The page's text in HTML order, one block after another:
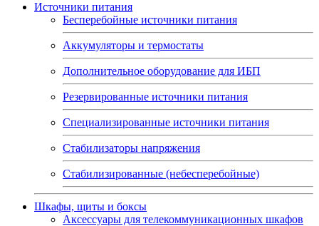
Источники питания
Бесперебойные источники питания
Аккумуляторы и термостаты
Дополнительное оборудование для ИБП
Резервированные источники питания
Специализированные источники питания
Стабилизаторы напряжения
Стабилизированные (небесперебойные)
Шкафы, щиты и боксы
Аксессуары для телекоммуникационных шкафов